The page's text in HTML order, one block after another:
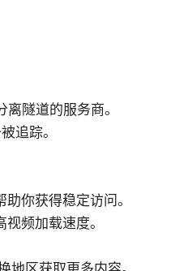
隧道的服务商。
追踪。
你获得稳定访问。
频加载速度。